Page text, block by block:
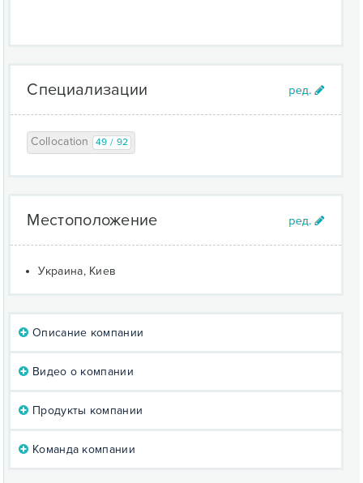
Специализации
Collocation 49 / 92
Местоположение
Украина, Киев
Описание компании
Видео о компании
Продукты компании
Команда компании